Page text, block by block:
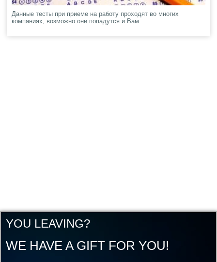
Данные тесты при приеме на работу проходят во многих
компаниях, возможно они попадутся и Вам.
YOU LEAVING?
WE HAVE A GIFT FOR YOU!